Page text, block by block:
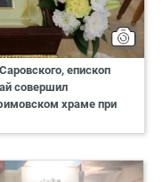
епископ
совершил
храме при